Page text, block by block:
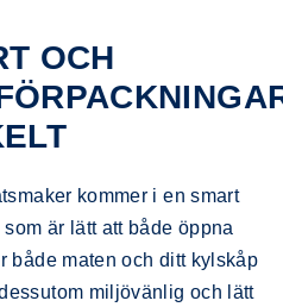
OCH
kommer i en smart
som är lätt att både öppna
både maten och ditt kylskåp
miljövänlig och lätt